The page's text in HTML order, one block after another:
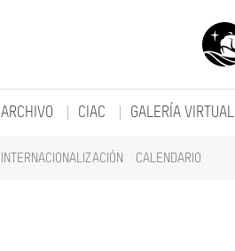
INTERNACIONALIZACIÓN CALENDARIO
ARCHIVO CIAC GALERÍA VIRTUAL